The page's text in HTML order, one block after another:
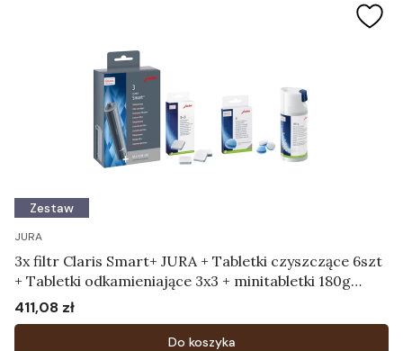
Zestaw
JURA
3x filtr Claris Smart+ JURA + Tabletki czyszczące 6szt
+ Tabletki odkamieniające 3x3 + minitabletki 180g
dozownik
Cena
411,08 zł
Do koszyka